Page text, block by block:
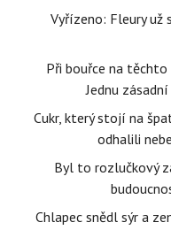
Vyřízeno: Fleury
Při bouřce na
Jednu
Cukr, který stojí na
odhalili
Byl to rozlučkový
Chlapec snědl sýr a